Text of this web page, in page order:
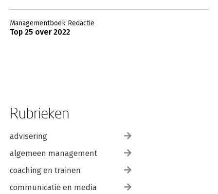
Managementboek Redactie
Top 25 over 2022
Rubrieken
advisering
algemeen management
coaching en trainen
communicatie en media